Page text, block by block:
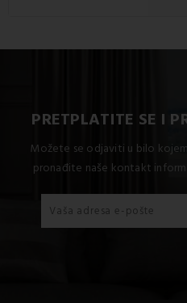
PRETPLATITE SE I
Možete se odjaviti u bilo
pronađite naše kontakt